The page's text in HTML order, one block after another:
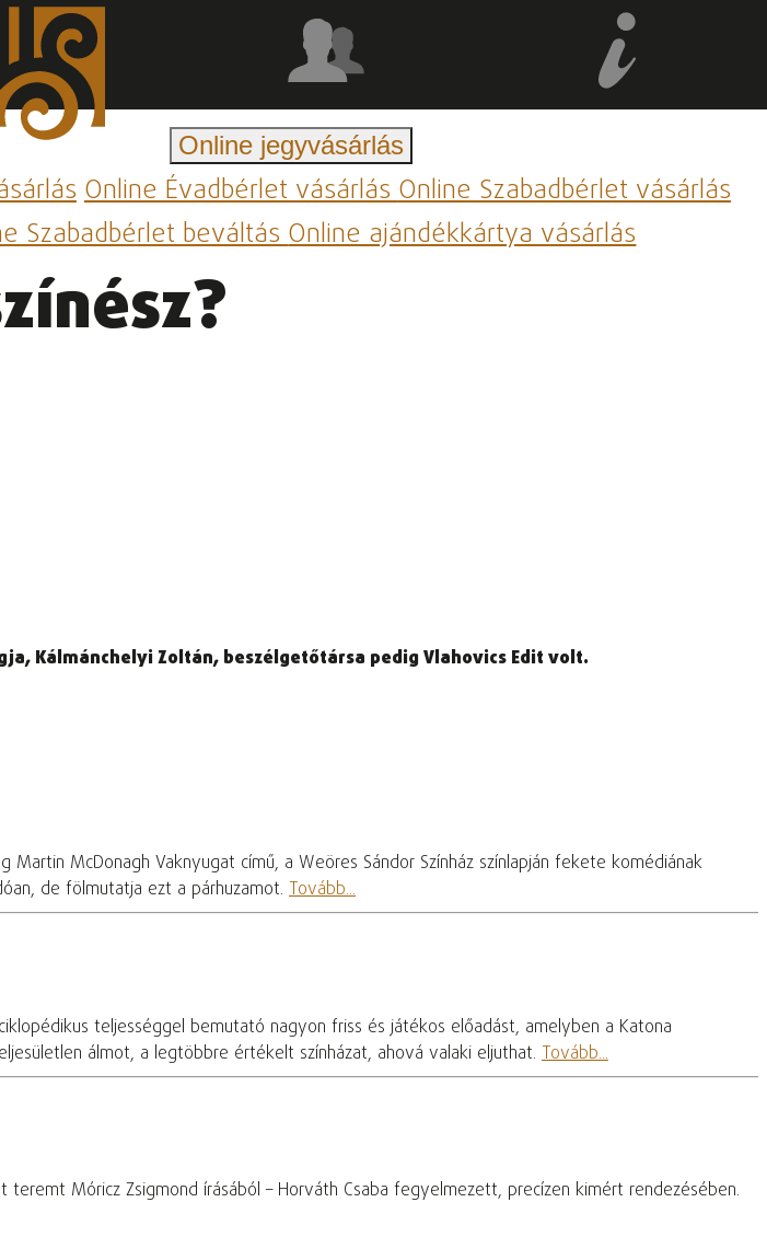
Online jegyvásárlás
Online Évadbérlet vásárlásOnline Szabadbérlet vásárlás
Szabadbérlet beváltásOnline ajándékkártya vásárlás
Kálmánchelyi Zoltán, beszélgetőtársa pedig Vlahovics Edit volt.
Martin McDonagh Vaknyugat című, a Weöres Sándor Színház színlapján fekete komédiának
de fölmutatja ezt a párhuzamot. Tovább...
teljességgel bemutató nagyon friss és játékos előadást, amelyben a Katona
álmot, a legtöbbre értékelt színházat, ahová valaki eljuthat. Tovább...
Móricz Zsigmond írásából – Horváth Csaba fegyelmezett, precízen kimért rendezésében.